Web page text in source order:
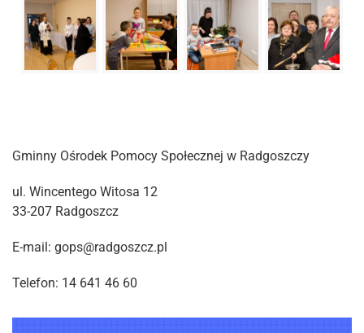
Gminny Ośrodek Pomocy Społecznej w Radgoszczy
ul. Wincentego Witosa 12
33-207 Radgoszcz
E-mail: gops@radgoszcz.pl
Telefon: 14 641 46 60